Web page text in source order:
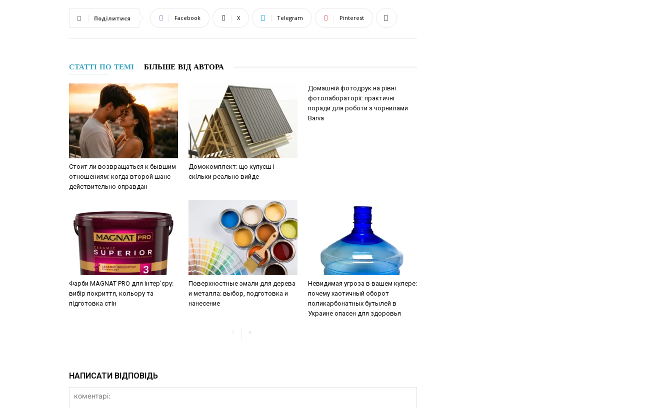
Поділитися Facebook X Telegram Pinterest
СТАТТІ ПО ТЕМІ БІЛЬШЕ ВІД АВТОРА
Стоит ли возвращаться к бывшим
отношениям: когда второй шанс
действительно оправдан
Домокомплект: що купуєш і
скільки реально вийде
Домашній фотодрук на рівні
фотолабораторії: практичні
поради для роботи з чорнилами
Barva
Фарби MAGNAT PRO для інтер’єру:
вибір покриття, кольору та
підготовка стін
Поверхностные эмали для дерева
и металла: выбор, подготовка и
нанесение
Невидимая угроза в вашем кулере:
почему хаотичный оборот
поликарбонатных бутылей в
Украине опасен для здоровья
НАПИСАТИ ВІДПОВІДЬ